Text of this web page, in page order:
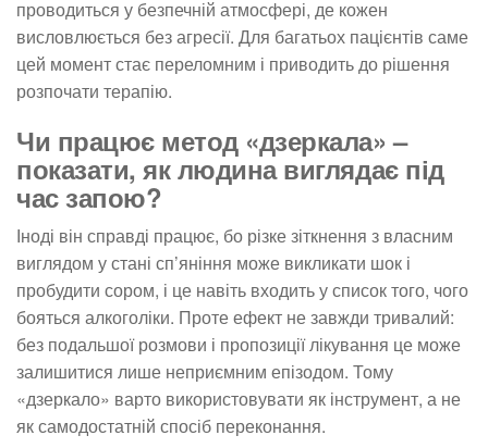
проводиться у безпечній атмосфері, де кожен
висловлюється без агресії. Для багатьох пацієнтів саме
цей момент стає переломним і приводить до рішення
розпочати терапію.
Чи працює метод «дзеркала» –
показати, як людина виглядає під
час запою?
Іноді він справді працює, бо різке зіткнення з власним
виглядом у стані сп’яніння може викликати шок і
пробудити сором, і це навіть входить у список того, чого
бояться алкоголіки. Проте ефект не завжди тривалий:
без подальшої розмови і пропозиції лікування це може
залишитися лише неприємним епізодом. Тому
«дзеркало» варто використовувати як інструмент, а не
як самодостатній спосіб переконання.